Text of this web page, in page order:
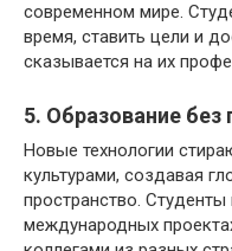
современном мире.
время, ставить цели и
сказывается на их
5. Образование без
Новые технологии
культурами, создавая
пространство. Студенты
международных